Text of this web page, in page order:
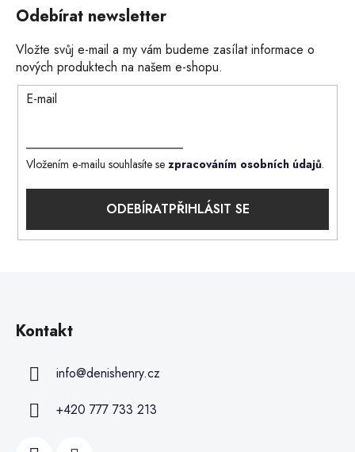
Odebírat newsletter
Vložte svůj e-mail a my vám budeme zasílat informace o
nových produktech na našem e-shopu.
E-mail
Vložením e-mailu souhlasíte se zpracováním osobních údajů.
PŘIHLÁSIT SE
Kontakt
info@denishenry.cz
+420 777 733 213